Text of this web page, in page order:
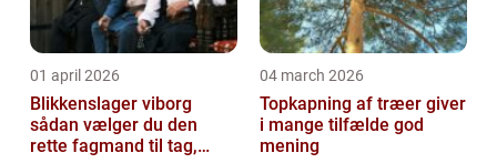
01 april 2026
Blikkenslager viborg
sådan vælger du den
rette fagmand til tag,
04 march 2026
Topkapning af træer giver
i mange tilfælde god
mening